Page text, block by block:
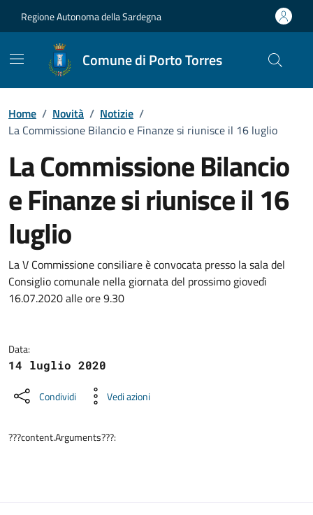
Regione Autonoma della Sardegna
Comune di Porto Torres
Home / Novità / Notizie /
La Commissione Bilancio e Finanze si riunisce il 16 luglio
La Commissione Bilancio
e Finanze si riunisce il 16
luglio
Dettagli della notizia
La V Commissione consiliare è convocata presso la sala del
Consiglio comunale nella giornata del prossimo giovedì
16.07.2020 alle ore 9.30
Data:
14 luglio 2020
Condividi Vedi azioni
???content.Arguments???: